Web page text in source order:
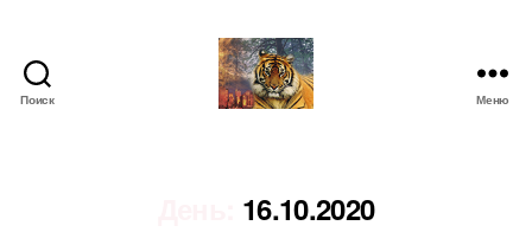
Поиск Меню
16.10.2020